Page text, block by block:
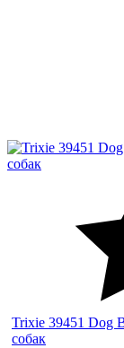
Trixie 39451 Dog
собак